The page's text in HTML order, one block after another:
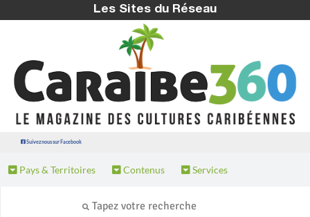
Les Sites du Réseau
Suivez nous sur Facebook
Pays & Territoires Contenus Services